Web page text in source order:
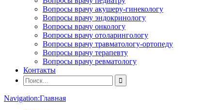
Вопросы врачу акушеру-гинекологу
Вопросы врачу эндокринологу
Вопросы врачу онкологу
Вопросы врачу отоларингологу
Вопросы врачу травматологу-ортопеду
Вопросы врачу терапевту
Вопросы врачу ревматологу
Контакты
Navigation:Главная